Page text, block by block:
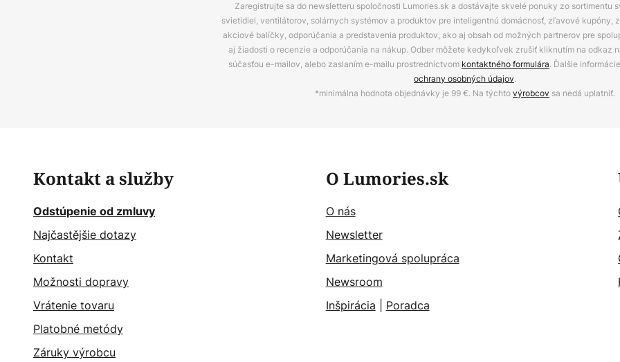
Zaregistrujte sa do newsletteru spoločnosti Lumories.sk a dostávajte skvelé ponuky zo sortimentu
svietidiel, ventilátorov, solárnych systémov a produktov pre inteligentnú domácnosť, zľavové kupóny,
akciové balíčky, odporúčania a predstavenia produktov, ako aj obsah od možných partnerov pre
aj žiadosti o recenzie a odporúčania na nákup. Odber môžete kedykoľvek zrušiť kliknutím na odkaz
súčasťou e-mailov, alebo zaslaním e-mailu prostredníctvom kontaktného formulára. Ďalšie
ochrany osobných údajov.
*minimálna hodnota objednávky je 99 €. Na týchtovýrobcov sa nedá uplatniť.
Kontakt a služby
Odstúpenie od zmluvy
Najčastějšie dotazy
Kontakt
Možnosti dopravy
Vrátenie tovaru
Platobné metódy
Záruky výrobcu
O Lumories.sk
O nás
Newsletter
Marketingová spolupráca
Newsroom
Inšpirácia
Poradca